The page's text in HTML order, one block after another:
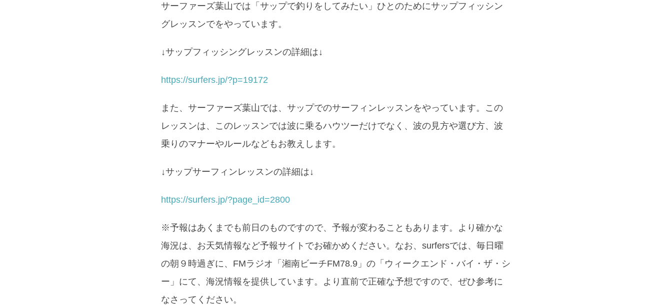
サーファーズ葉山では「サップで釣りをしてみたい」ひとのためにサップフィッシン
グレッスンでをやっています。
↓サップフィッシングレッスンの詳細は↓
https://surfers.jp/?p=19172
また、サーファーズ葉山では、サップでのサーフィンレッスンをやっています。この
レッスンは、このレッスンでは波に乗るハウツーだけでなく、波の見方や選び方、波
乗りのマナーやルールなどもお教えします。
↓サップサーフィンレッスンの詳細は↓
https://surfers.jp/?page_id=2800
※予報はあくまでも前日のものですので、予報が変わることもあります。より確かな
海況は、お天気情報など予報サイトでお確かめください。なお、surfersでは、毎日曜
の朝９時過ぎに、FMラジオ「湘南ビーチFM78.9」の「ウィークエンド・バイ・ザ・シ
ー」にて、海況情報を提供しています。より直前で正確な予想ですので、ぜひ参考に
なさってください。